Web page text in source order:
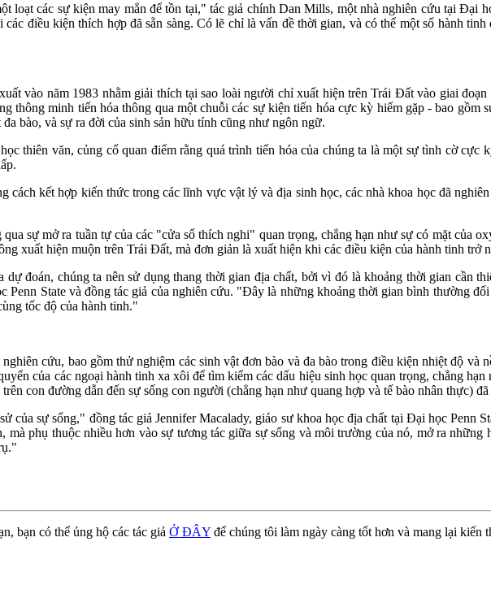
loạt các sự kiện may mắn để tồn tại," tác giả chính Dan Mills, một nhà nghiên cứu tại Đại
điều kiện thích hợp đã sẵn sàng. Có lẽ chỉ là vấn đề thời gian, và có thể một số hành
vào năm 1983 nhằm giải thích tại sao loài người chỉ xuất hiện trên Trái Đất vào giai
thông minh tiến hóa thông qua một chuỗi các sự kiện tiến hóa cực kỳ hiếm gặp - bao gồm
bào, và sự ra đời của sinh sản hữu tính cũng như ngôn ngữ.
thiên văn, củng cố quan điểm rằng quá trình tiến hóa của chúng ta là một sự tình cờ cực
kết hợp kiến thức trong các lĩnh vực vật lý và địa sinh học, các nhà khoa học đã
sự mở ra tuần tự của các "cửa sổ thích nghi" quan trọng, chẳng hạn như sự có mặt của
xuất hiện muộn trên Trái Đất, mà đơn giản là xuất hiện khi các điều kiện của hành tinh trở
đoán, chúng ta nên sử dụng thang thời gian địa chất, bởi vì đó là khoảng thời gian cần
Penn State và đồng tác giả của nghiên cứu. "Đây là những khoảng thời gian bình thường
tốc độ của hành tinh."
cứu, bao gồm thử nghiệm các sinh vật đơn bào và đa bào trong điều kiện nhiệt độ và
của các ngoại hành tinh xa xôi để tìm kiếm các dấu hiệu sinh học quan trọng, chẳng
con đường dẫn đến sự sống con người (chẳng hạn như quang hợp và tế bào nhân thực)
của sự sống," đồng tác giả Jennifer Macalady, giáo sư khoa học địa chất tại Đại học Penn
mà phụ thuộc nhiều hơn vào sự tương tác giữa sự sống và môi trường của nó, mở ra
bạn có thể ủng hộ các tác giả Ở ĐÂY để chúng tôi làm ngày càng tốt hơn và mang lại kiến